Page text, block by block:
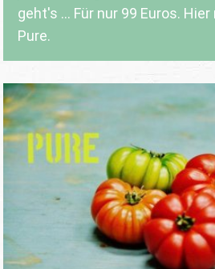
geht's ... Für nur 99 Euros.
Pure.